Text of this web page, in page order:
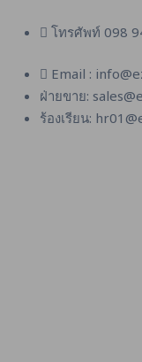
โทรศัพท์ 098
Email :
ฝ่ายขาย:
ร้องเรียน: